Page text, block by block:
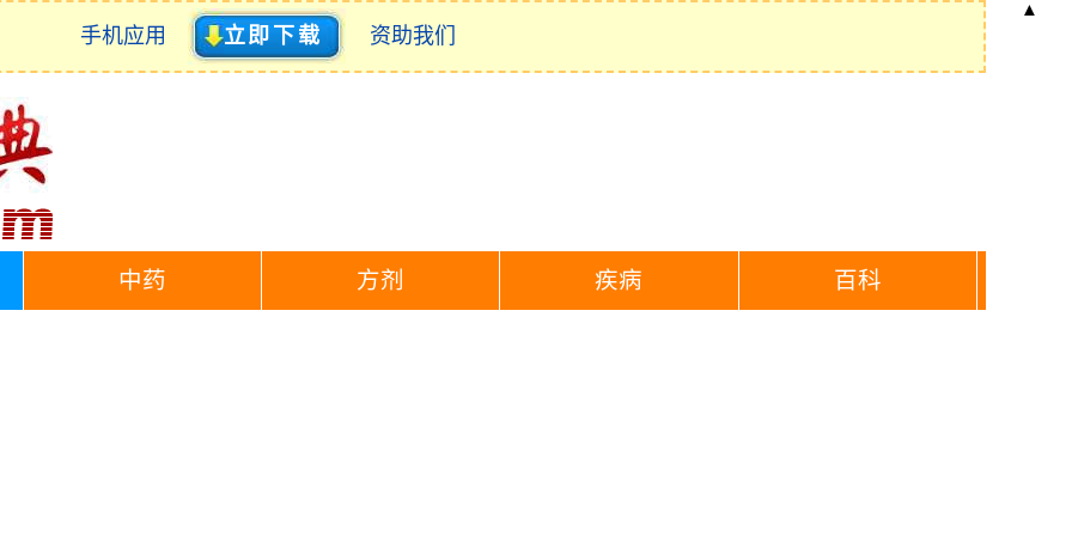
手机应用 立即下载 资助我们
中药 方剂 疾病 百科
▲